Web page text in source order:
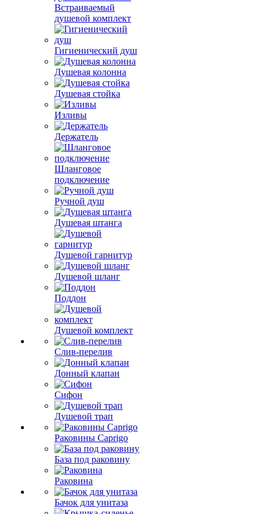
Встраиваемый
душевой комплект
Гигиенический душ
Душевая колонна
Душевая стойка
Изливы
Держатель
Шланговое
подключение
Ручной душ
Душевая штанга
Душевой гарнитур
Душевой шланг
Поддон
Душевой комплект
Слив-перелив
Донный клапан
Сифон
Душевой трап
Раковины Caprigo
База под раковину
Раковина
Бачок для унитаза